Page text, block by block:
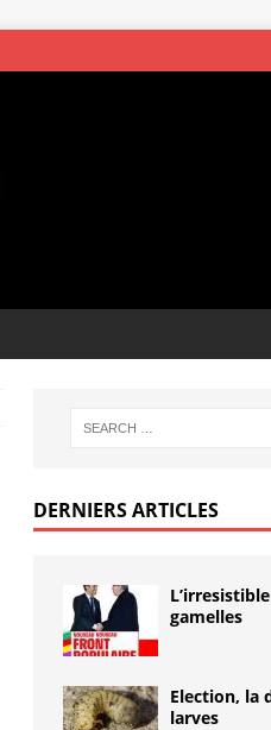
DERNIERS ARTICLES
gamelles
Election, la
larves